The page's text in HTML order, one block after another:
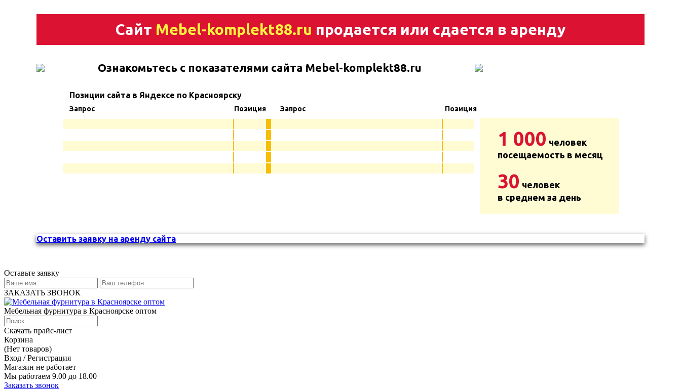
Сайт Mebel-komplekt88.ru продается или сдается в аренду
Ознакомьтесь с показателями сайта Mebel-komplekt88.ru
Позиции сайта в Яндексе по Красноярску
Запрос Позиция Запрос Позиция
1 000 человек
посещаемость в месяц
30 человек
в среднем за день
Оставить заявку на аренду сайта
Оставьте заявку
ЗАКАЗАТЬ ЗВОНОК
Мебельная фурнитура в Красноярске оптом
Скачать прайс-лист
Корзина
(Нет товаров)
Вход / Регистрация
Магазин не работает
Мы работаем 9.00 до 18.00
Заказать звонок